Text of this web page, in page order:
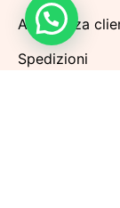
Assistenza
Spedizioni